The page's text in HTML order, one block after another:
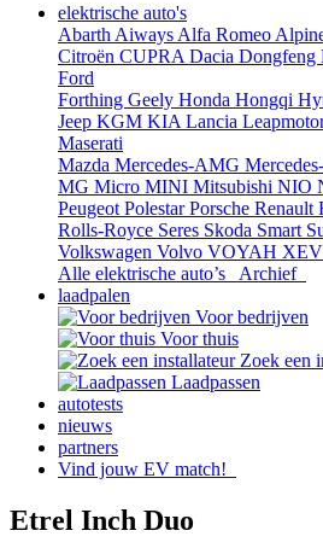
elektrische auto's
Abarth Aiways Alfa Romeo
Citroën CUPRA Dacia Dongfeng
Ford
Forthing Geely Honda Hongqi
Jeep KGM KIA Lancia
Maserati
Mazda Mercedes-AMG
MG Micro MINI Mitsubishi NIO
Peugeot PolestarPorsche Renault
Rolls-Royce Seres Skoda Smart
Volkswagen Volvo VOYAH XEV
Alle elektrische auto’s
Archief
laadpalen
Voor bedrijven
Voor thuis
Zoek een
Laadpassen
autotests
nieuws
partners
Vind jouw EV match!
Etrel Inch Duo